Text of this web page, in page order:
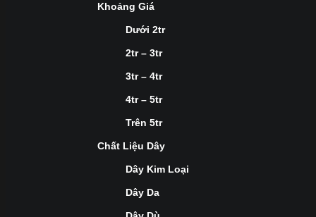
Khoảng Giá
Dưới 2tr
2tr – 3tr
3tr – 4tr
4tr – 5tr
Trên 5tr
Chất Liệu Dây
Dây Kim Loại
Dây Da